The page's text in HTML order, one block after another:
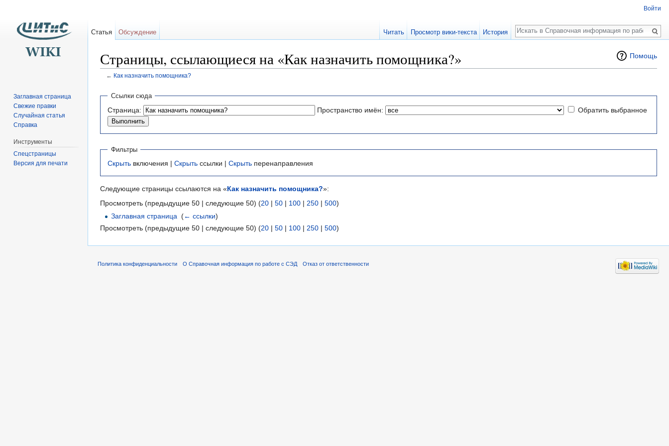
Помощь
Страницы, ссылающиеся на «Как назначить помощника?»
← Как назначить помощника?
Ссылки сюда
Страница: Пространство имён: Обратить выбранное
Фильтры
Скрыть включения | Скрыть ссылки | Скрыть перенаправления
Следующие страницы ссылаются на «Как назначить помощника?»:
Просмотреть (предыдущие 50 | следующие 50) (20 | 50 | 100 | 250 | 500)
Заглавная страница ‎(← ссылки)
Просмотреть (предыдущие 50 | следующие 50) (20 | 50 | 100 | 250 | 500)
Войти
Статья Обсуждение Читать Просмотр вики-текста История
Поиск
Заглавная страница
Свежие правки
Случайная статья
Справка
Инструменты
Спецстраницы
Версия для печати
Политика конфиденциальности О Справочная информация по работе с СЭД Отказ от ответственности